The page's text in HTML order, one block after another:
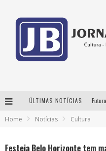
ÚLTIMAS NOTÍCIAS
Home Notícias Cultura
Festeja Belo Horizonte tem